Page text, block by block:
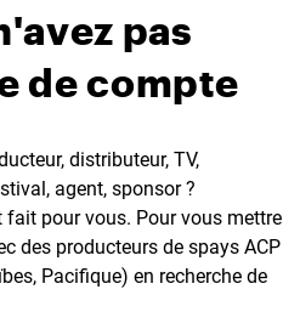
pas
de compte
distributeur, TV,
agent, sponsor ?
fait pour vous. Pour vous mettre
des producteurs de spays ACP
Pacifique) en recherche de